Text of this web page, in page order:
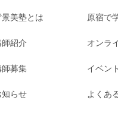
景美塾とは
師紹介
師募集
知らせ
原宿で
オンラ
イベント
よくあ